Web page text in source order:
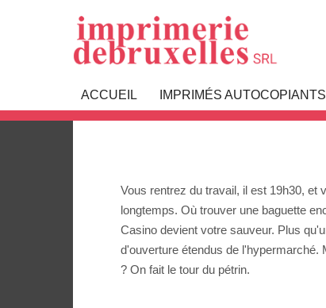
ACCUEIL IMPRIMÉS AUTOCOPIANTS
Vous rentrez du travail, il est 19h30, et
longtemps. Où trouver une baguette
Casino devient votre sauveur. Plus
d'ouverture étendus de l'hypermarché.
? On fait le tour du pétrin.